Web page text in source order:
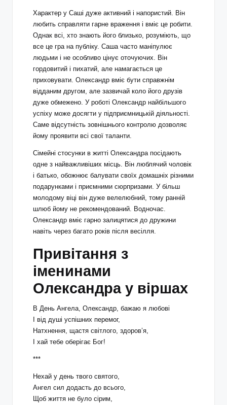
Характер у Саші дуже активний і напористий. Він
любить справляти гарне враження і вміє це робити.
Однак всі, хто знають його близько, розуміють, що
все це гра на публіку. Саша часто маніпулює
людьми і не особливо цінує оточуючих. Він
гордовитий і пихатий, але намагається це
приховувати. Олександр вміє бути справжнім
відданим другом, але зазвичай коло його друзів
дуже обмежено. У роботі Олександр найбільшого
успіху може досягти у підприємницькій діяльності.
Саме відсутність зовнішнього контролю дозволяє
йому проявити всі свої таланти.
Сімейні стосунки в житті Олександра посідають
одне з найважливіших місць. Він люблячий чоловік
і батько, обожнює балувати своїх домашніх різними
подарунками і приємними сюрпризами. У більш
молодому віці він дуже велелюбний, тому ранній
шлюб йому не рекомендований. Водночас.
Олександр вміє гарно залицятися до дружини
навіть через багато років після весілля.
Привітання з
іменинами
Олександра у віршах
В День Ангела, Олександр, бажаю я любові
І від душі успішних перемог,
Натхнення, щастя світлого, здоров’я,
І хай тебе оберігає Бог!
***
Нехай у день твого святого,
Ангел сил додасть до всього,
Щоб життя не було сірим,